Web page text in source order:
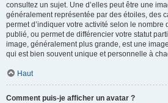
consultez un sujet. Une d’elles peut être une
généralement représentée par des étoiles, des
permet d’indiquer votre activité selon le nombre
publié, ou permet de différencier votre statut
image, généralement plus grande, est une
qui est bien souvent unique et personnelle à
Haut
Comment puis-je afficher un avatar ?